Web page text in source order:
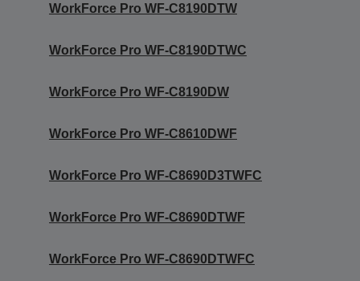
WorkForce Pro WF-C8190DTW
WorkForce Pro WF-C8190DTWC
WorkForce Pro WF-C8190DW
WorkForce Pro WF-C8610DWF
WorkForce Pro WF-C8690D3TWFC
WorkForce Pro WF-C8690DTWF
WorkForce Pro WF-C8690DTWFC